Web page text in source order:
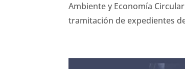
Ambiente y Economía
tramitación de expedientes